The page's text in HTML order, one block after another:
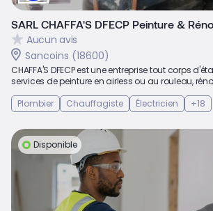
SARL CHAFFA'S DFECP Peinture &
Aucun avis
Sancoins (18600)
CHAFFA'S DFECP est une entreprise tout corps
services de peinture en airless ou au rouleau,
Plombier
Chauffagiste Électricien +18
Disponible